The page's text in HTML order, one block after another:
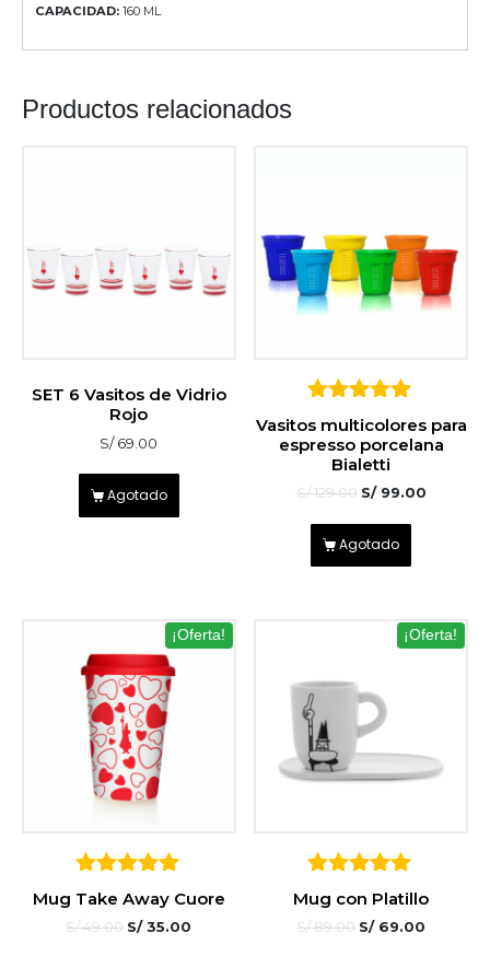
CAPACIDAD:160 ML
Productos relacionados
SET 6 Vasitos de Vidrio
Rojo
S/69.00
Agotado
5
sobre 5
Vasitos multicolores para
espresso porcelana
Bialetti
S/129.00 S/99.00
Agotado
¡Oferta!
5
sobre 5
Mug Take Away Cuore
S/49.00 S/35.00
¡Oferta!
sobre 5
Mug con Platillo
S/89.00 S/69.00